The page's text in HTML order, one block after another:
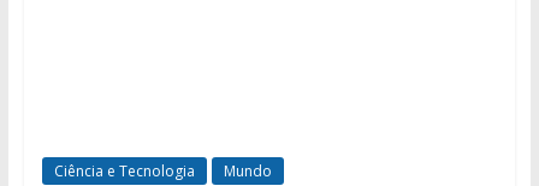
Ciência e Tecnologia Mundo